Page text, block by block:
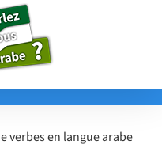
verbes en langue arabe